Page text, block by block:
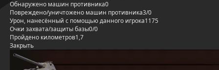
Обнаружено машин противника0
Повреждено/уничтожено машин противника3/0
Урон, нанесённый с помощью данного игрока1175
Очки захвата/защиты базы0/0
Пройдено километров1,7
Закрыть